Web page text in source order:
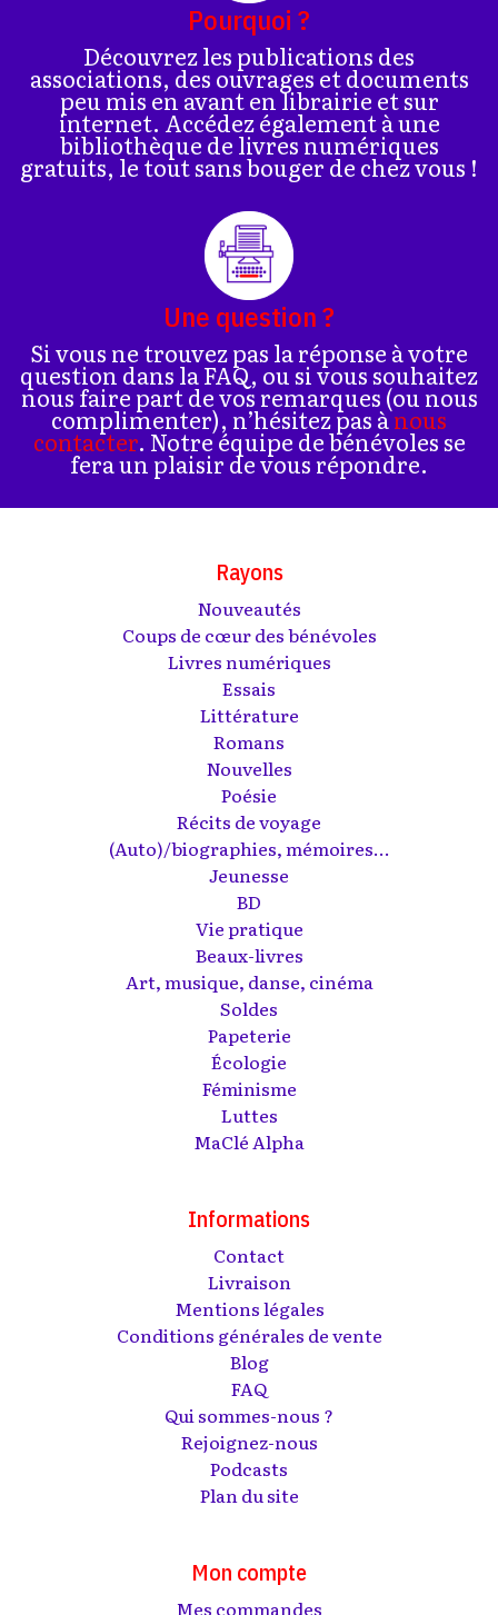
Pourquoi ?
Découvrez les publications des
associations, des ouvrages et documents
peu mis en avant en librairie et sur
internet. Accédez également à une
bibliothèque de livres numériques
gratuits, le tout sans bouger de chez vous !
Une question ?
Si vous ne trouvez pas la réponse à votre
question dans la FAQ, ou si vous souhaitez
nous faire part de vos remarques (ou nous
complimenter), n’hésitez pas ànous
contacter. Notre équipe de bénévoles se
fera un plaisir de vous répondre.
Rayons
Nouveautés
Coups de cœur des bénévoles
Livres numériques
Essais
Littérature
Romans
Nouvelles
Poésie
Récits de voyage
(Auto)/biographies, mémoires...
Jeunesse
BD
Vie pratique
Beaux-livres
Art, musique, danse, cinéma
Soldes
Papeterie
Écologie
Féminisme
Luttes
MaClé Alpha
Informations
Contact
Livraison
Mentions légales
Conditions générales de vente
Blog
FAQ
Qui sommes-nous ?
Rejoignez-nous
Podcasts
Plan du site
Mon compte
Mes commandes